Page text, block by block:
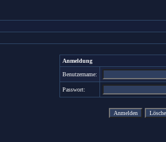
Anmeldung
Benutzername:
Passwort: